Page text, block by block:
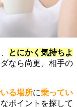
とにかく気持ちよ
なら尚更、相手の
る場所に乗ってい
ポイントを探して